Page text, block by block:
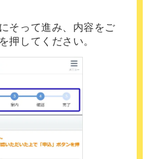
そって進み、内容をご
押してください。